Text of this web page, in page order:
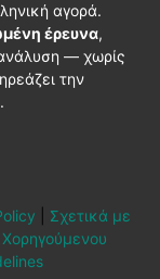
αγορά.
έρευνα,
— χωρίς
την
Σχετικά με